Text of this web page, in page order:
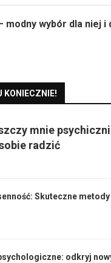
modny wybór dla niej i
KONIECZNIE!
mnie
radzić
Skuteczne
odkryj